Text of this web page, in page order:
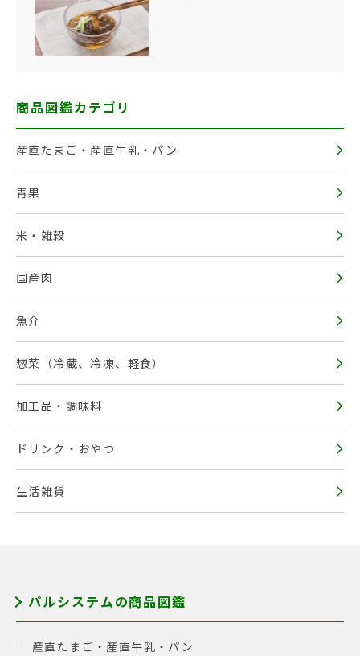
商品図鑑カテゴリ
産直たまご・産直牛乳・パン
青果
米・雑穀
国産肉
魚介
惣菜（冷蔵、冷凍、軽食）
加工品・調味料
ドリンク・おやつ
生活雑貨
パルシステムの商品図鑑
産直たまご・産直牛乳・パン